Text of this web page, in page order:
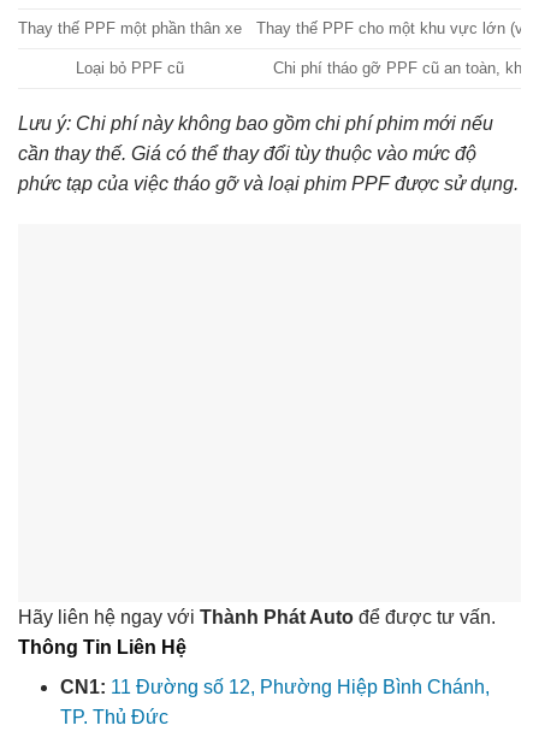
Thay thế PPF một phần thân xe Thay thế PPF cho một khu vực lớn (ví
Loại bỏ PPF cũ Chi phí tháo gỡ PPF cũ an toàn,
Lưu ý: Chi phí này không bao gồm chi phí phim mới nếu
cần thay thế. Giá có thể thay đổi tùy thuộc vào mức độ
phức tạp của việc tháo gỡ và loại phim PPF được sử dụng.
Hãy liên hệ ngay với Thành Phát Auto để được tư vấn.
Thông Tin Liên Hệ
CN1: 11 Đường số 12, Phường Hiệp Bình Chánh,
TP. Thủ Đức